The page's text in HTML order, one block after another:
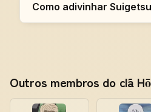
Como adivinhar
Outros membros do clã